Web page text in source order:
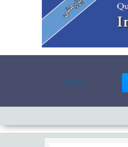
پیشرفته